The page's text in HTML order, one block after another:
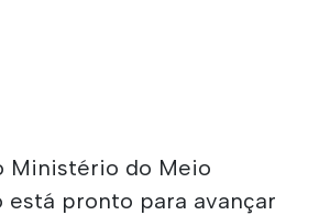
Ministério do Meio
pronto para avançar